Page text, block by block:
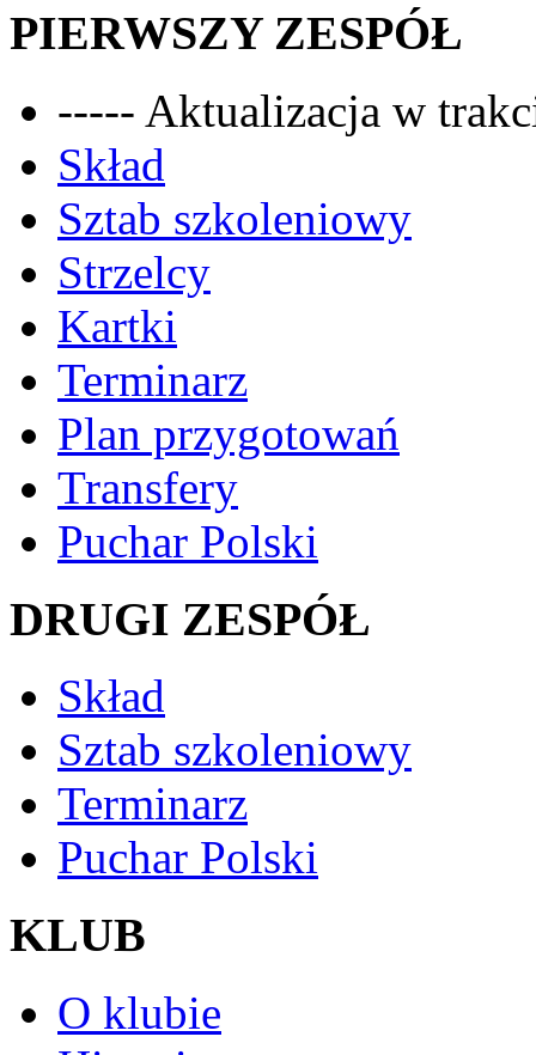
PIERWSZY ZESPÓŁ
----- Aktualizacja w
Skład
Sztab szkoleniowy
Strzelcy
Kartki
Terminarz
Plan przygotowań
Transfery
Puchar Polski
DRUGI ZESPÓŁ
Skład
Sztab szkoleniowy
Terminarz
Puchar Polski
KLUB
O klubie